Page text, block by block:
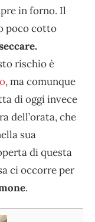
in forno. Il
poco cotto
rischio è
, ma comunque
di oggi invece
dell’orata, che
sua
di questa
ci occorre per
.